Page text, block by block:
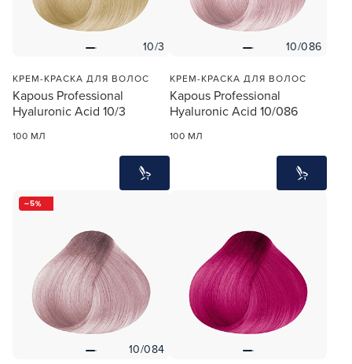
10/3
КРЕМ-КРАСКА ДЛЯ ВОЛОС
Kapous Professional
Hyaluronic Acid 10/3
100 МЛ
10/086
КРЕМ-КРАСКА ДЛЯ ВОЛОС
Kapous Professional
Hyaluronic Acid 10/086
100 МЛ
5
10/084